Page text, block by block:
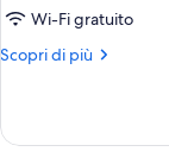
Wi-Fi gratuito
Scopri di più
Altri
Deluxe